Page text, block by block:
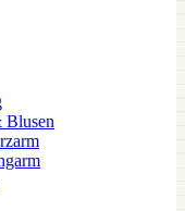
Blusen